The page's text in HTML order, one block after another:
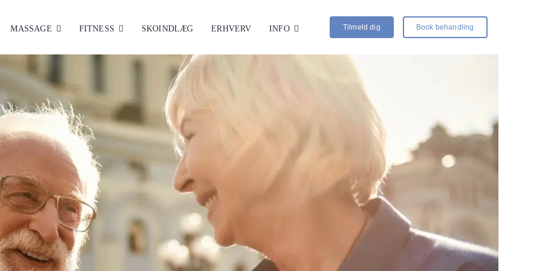
MASSAGE FITNESS SKOINDLÆG ERHVERV INFO Tilmeld dig Book behandling